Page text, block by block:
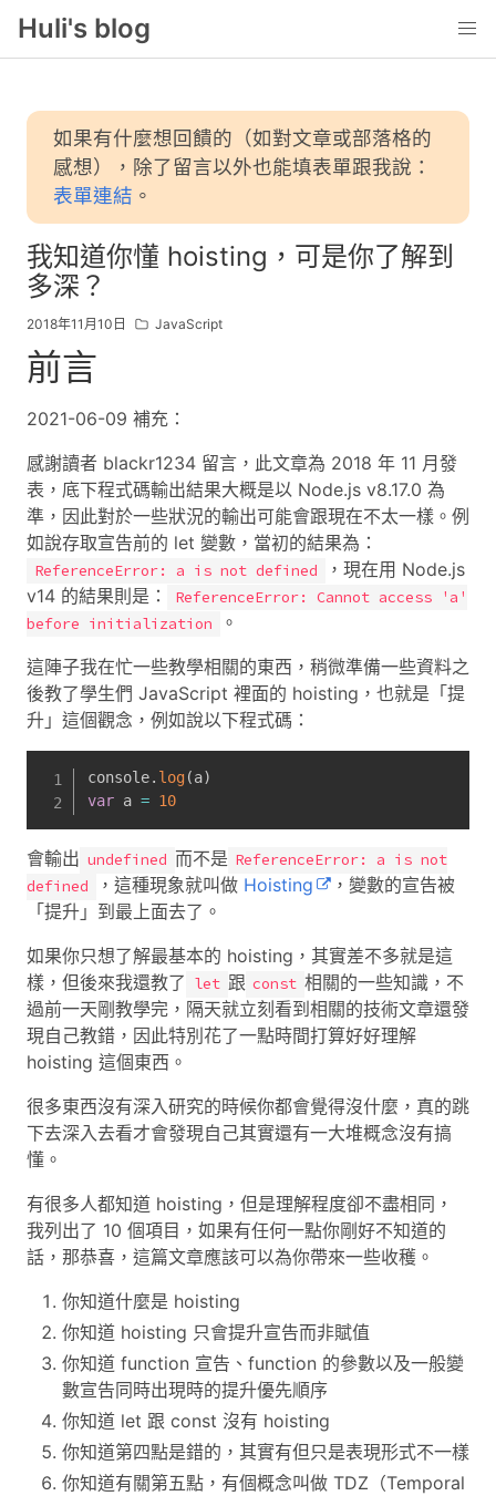
Huli's blog
如果有什麼想回饋的（如對文章或部落格的
感想），除了留言以外也能填表單跟我說：
表單連結 。
我知道你懂 hoisting，可是你了解到
多深？
2018年11月10日 JavaScript
前言
2021-06-09 補充：
感謝讀者 blackr1234 留言，此文章為 2018 年 11 月發
表，底下程式碼輸出結果大概是以 Node.js v8.17.0 為
準，因此對於一些狀況的輸出可能會跟現在不太一樣。例
如說存取宣告前的 let 變數，當初的結果為：
ReferenceError: a is not defined
，現在用 Node.js
v14 的結果則是：
ReferenceError: Cannot access 'a'
before initialization
。
這陣子我在忙一些教學相關的東西，稍微準備一些資料之
後教了學生們 JavaScript 裡面的 hoisting，也就是「提
升」這個觀念，例如說以下程式碼：
console. log(a)
var a = 10
會輸出 undefined 而不是 ReferenceError: a is not
defined
，這種現象就叫做 Hoisting
，變數的宣告被
「提升」到最上面去了。
如果你只想了解最基本的 hoisting，其實差不多就是這
樣，但後來我還教了 let 跟 const 相關的一些知識，不
過前一天剛教學完，隔天就立刻看到相關的技術文章還發
現自己教錯，因此特別花了一點時間打算好好理解
hoisting 這個東西。
很多東西沒有深入研究的時候你都會覺得沒什麼，真的跳
下去深入去看才會發現自己其實還有一大堆概念沒有搞
懂。
有很多人都知道 hoisting，但是理解程度卻不盡相同，
我列出了 10 個項目，如果有任何一點你剛好不知道的
話，那恭喜，這篇文章應該可以為你帶來一些收穫。
你知道什麼是 hoisting
你知道 hoisting 只會提升宣告而非賦值
你知道 function 宣告、function 的參數以及一般變
數宣告同時出現時的提升優先順序
你知道 let 跟 const 沒有 hoisting
你知道第四點是錯的，其實有但只是表現形式不一樣
你知道有關第五點，有個概念叫做 TDZ（Temporal